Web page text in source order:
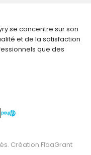
se concentre sur son
et de la satisfaction
que des
Création FlaaGrant